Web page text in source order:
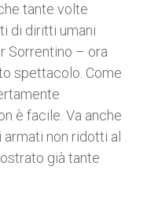
tante volte
di diritti umani
Sorrentino – ora
spettacolo. Come
è facile. Va anche
non ridotti al
già tante